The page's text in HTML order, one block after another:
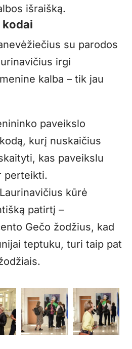
išraišką.
kodai
su parodos
irgi
kalba – tik jau
paveikslo
kurį nuskaičius
kas paveikslu
perteikti.
kūrė
patirtį –
Gečo žodžius, kad
teptuku, turi taip pat